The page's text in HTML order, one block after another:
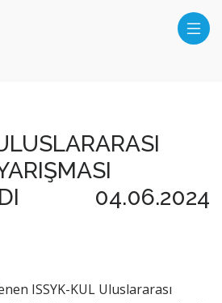
04.06.2024
ISSYK-KUL Uluslararası